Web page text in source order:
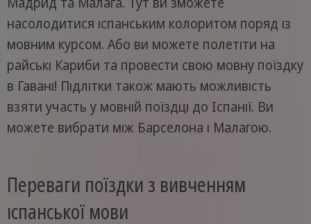
насолодитися іспанським колоритом поряд із
мовним курсом. Або ви можете полетіти на
райські Кариби та провести свою мовну поїздку
в Гавані! Підлітки також мають можливість
взяти участь у мовній поїздці до Іспанії. Ви
можете вибрати між Барселона і Малагою.
Переваги поїздки з вивченням
іспанської мови